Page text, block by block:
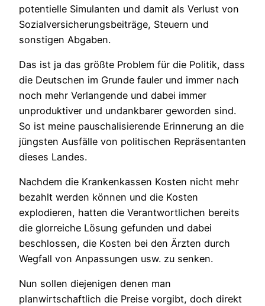
potentielle Simulanten und damit als Verlust von
Sozialversicherungsbeiträge, Steuern und
sonstigen Abgaben.
Das ist ja das größte Problem für die Politik, dass
die Deutschen im Grunde fauler und immer nach
noch mehr Verlangende und dabei immer
unproduktiver und undankbarer geworden sind.
So ist meine pauschalisierende Erinnerung an die
jüngsten Ausfälle von politischen Repräsentanten
dieses Landes.
Nachdem die Krankenkassen Kosten nicht mehr
bezahlt werden können und die Kosten
explodieren, hatten die Verantwortlichen bereits
die glorreiche Lösung gefunden und dabei
beschlossen, die Kosten bei den Ärzten durch
Wegfall von Anpassungen usw. zu senken.
Nun sollen diejenigen denen man
planwirtschaftlich die Preise vorgibt, doch direkt